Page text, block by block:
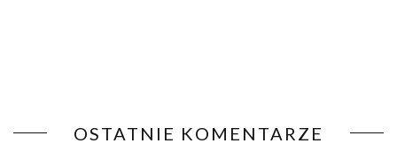
OSTATNIE KOMENTARZE